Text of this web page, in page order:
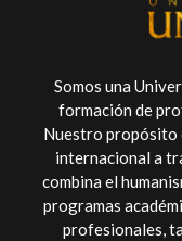
Somos una
formación de
Nuestro propósito
internacional a
combina el
programas
profesionales,